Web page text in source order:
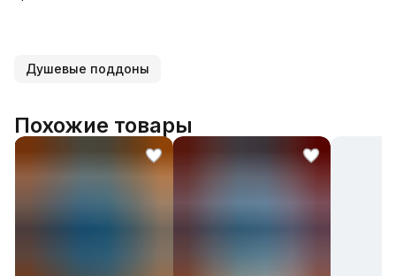
Душевые поддоны
Похожие товары